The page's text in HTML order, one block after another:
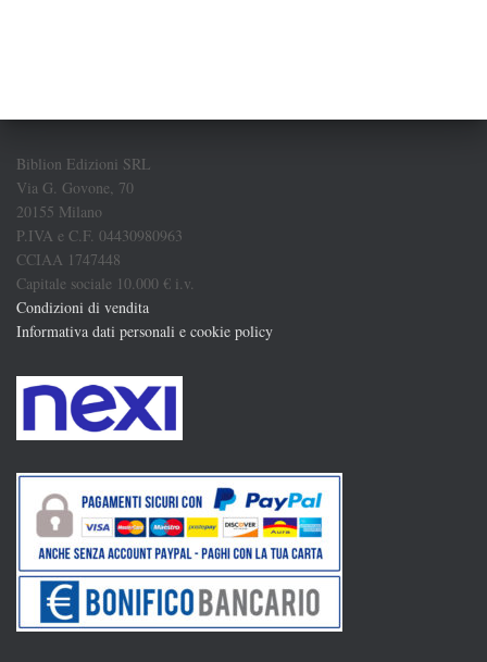
Biblion Edizioni SRL
Via G. Govone, 70
20155 Milano
P.IVA e C.F. 04430980963
CCIAA 1747448
Capitale sociale 10.000 € i.v.
Condizioni di vendita
Informativa dati personali e cookie policy